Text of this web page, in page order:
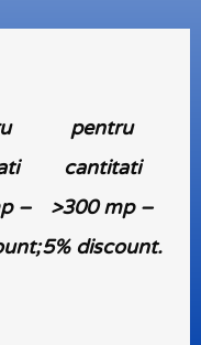
–
pentru
cantitati
>300 mp –
5% discount.